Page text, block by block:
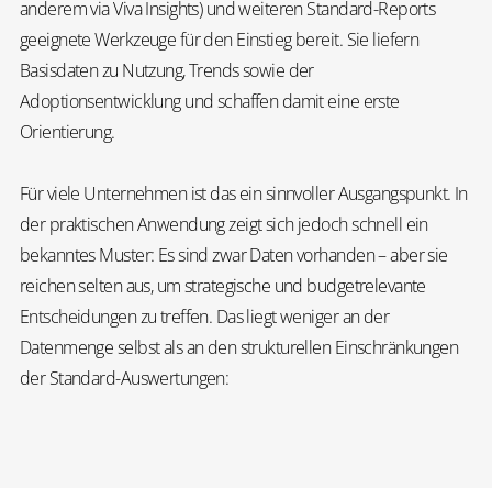
anderem via Viva Insights) und weiteren Standard-Reports
geeignete Werkzeuge für den Einstieg bereit. Sie liefern
Basisdaten zu Nutzung, Trends sowie der
Adoptionsentwicklung und schaffen damit eine erste
Orientierung.
Für viele Unternehmen ist das ein sinnvoller Ausgangspunkt. In
der praktischen Anwendung zeigt sich jedoch schnell ein
bekanntes Muster: Es sind zwar Daten vorhanden – aber sie
reichen selten aus, um strategische und budgetrelevante
Entscheidungen zu treffen. Das liegt weniger an der
Datenmenge selbst als an den strukturellen Einschränkungen
der Standard-Auswertungen: